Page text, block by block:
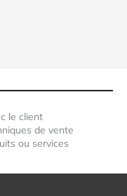
le client
de vente
ou services